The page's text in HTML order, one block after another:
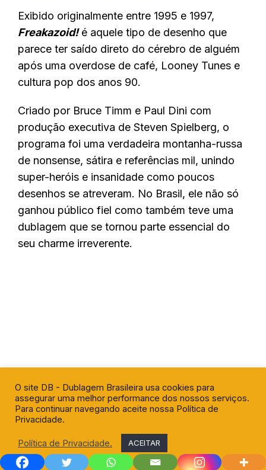
Exibido originalmente entre 1995 e 1997,
Freakazoid!é aquele tipo de desenho que
parece ter saído direto do cérebro de alguém
após uma overdose de café, Looney Tunes e
cultura pop dos anos 90.
Criado por Bruce Timm e Paul Dini com
produção executiva de Steven Spielberg, o
programa foi uma verdadeira montanha-russa
de nonsense, sátira e referências mil, unindo
super-heróis e insanidade como poucos
desenhos se atreveram. No Brasil, ele não só
ganhou público fiel como também teve uma
dublagem que se tornou parte essencial do
seu charme irreverente.
O site DB - Dublagem Brasileira usa cookies para
assegurar uma melhor performance dos nossos serviços.
Para continuar navegando aceite nossa Política de
Privacidade.
Política de Privacidade. ACEITAR